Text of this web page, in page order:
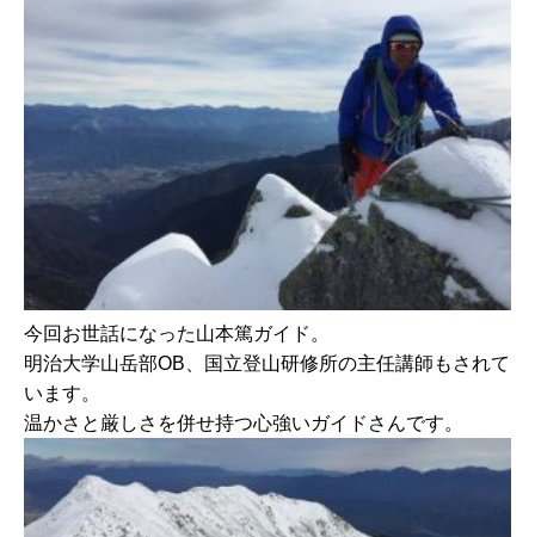
今回お世話になった山本篤ガイド。
明治大学山岳部OB、国立登山研修所の主任講師もされて
います。
温かさと厳しさを併せ持つ心強いガイドさんです。